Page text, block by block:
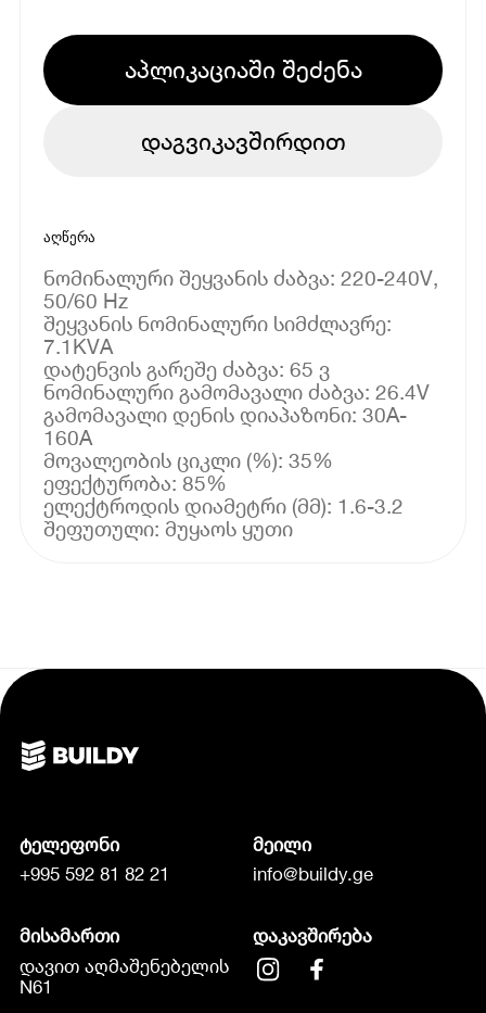
აპლიკაციაში შეძენა
დაგვიკავშირდით
აღწერა
ნომინალური შეყვანის ძაბვა: 220-240V,
50/60 Hz
შეყვანის ნომინალური სიმძლავრე:
7.1KVA
დატენვის გარეშე ძაბვა: 65 ვ
ნომინალური გამომავალი ძაბვა: 26.4V
გამომავალი დენის დიაპაზონი: 30A-
160A
მოვალეობის ციკლი (%): 35%
ეფექტურობა: 85%
ელექტროდის დიამეტრი (მმ): 1.6-3.2
შეფუთული: მუყაოს ყუთი
ტელეფონი
+995 592 81 82 21
მეილი
info@buildy.ge
მისამართი
დავით აღმაშენებელის
N61
დაკავშირება